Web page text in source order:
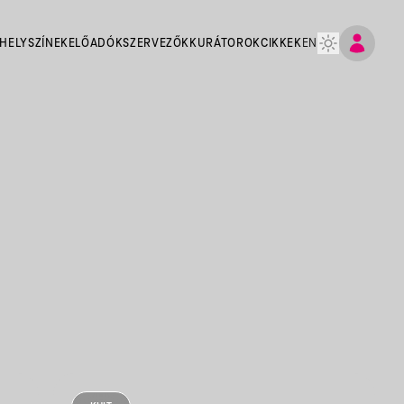
HELYSZÍNEK ELŐADÓKSZERVEZŐK KURÁTOROKCIKKEK EN